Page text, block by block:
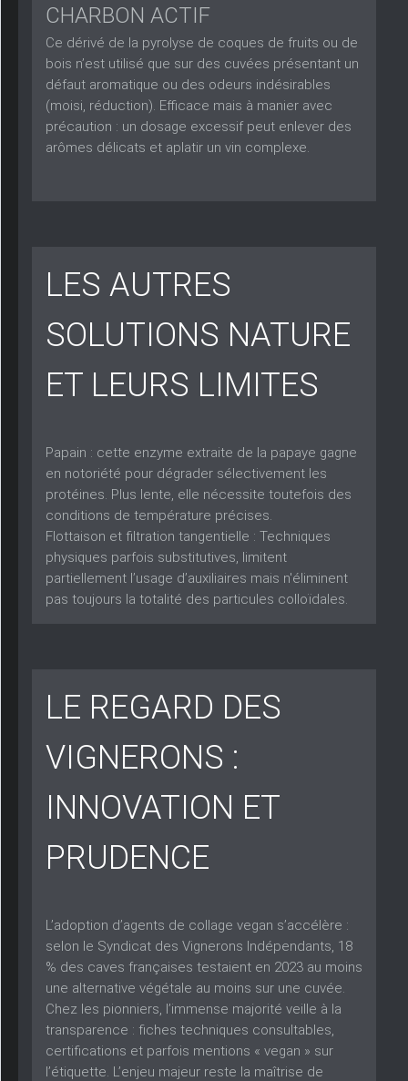
CHARBON ACTIF
Ce dérivé de la pyrolyse de coques de fruits ou de
bois n’est utilisé que sur des cuvées présentant un
défaut aromatique ou des odeurs indésirables
(moisi, réduction). Efficace mais à manier avec
précaution : un dosage excessif peut enlever des
arômes délicats et aplatir un vin complexe.
LES AUTRES
SOLUTIONS NATURE
ET LEURS LIMITES
Papain : cette enzyme extraite de la papaye gagne
en notoriété pour dégrader sélectivement les
protéines. Plus lente, elle nécessite toutefois des
conditions de température précises.
Flottaison et filtration tangentielle : Techniques
physiques parfois substitutives, limitent
partiellement l’usage d’auxiliaires mais n'éliminent
pas toujours la totalité des particules colloïdales.
LE REGARD DES
VIGNERONS :
INNOVATION ET
PRUDENCE
L’adoption d’agents de collage vegan s’accélère :
selon le Syndicat des Vignerons Indépendants, 18
% des caves françaises testaient en 2023 au moins
une alternative végétale au moins sur une cuvée.
Chez les pionniers, l’immense majorité veille à la
transparence : fiches techniques consultables,
certifications et parfois mentions « vegan » sur
l’étiquette. L’enjeu majeur reste la maîtrise de